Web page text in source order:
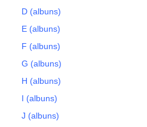
D (albuns)
E (albuns)
F (albuns)
G (albuns)
H (albuns)
I (albuns)
J (albuns)